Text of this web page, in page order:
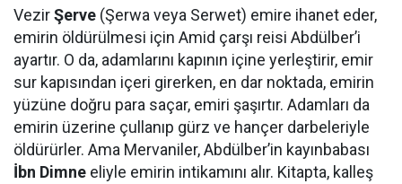
VezirŞerve (Şerwa veya Serwet) emire ihanet eder,
emirin öldürülmesi için Amid çarşı reisi Abdülber’i
ayartır. O da, adamlarını kapının içine yerleştirir, emir
sur kapısından içeri girerken, en dar noktada, emirin
yüzüne doğru para saçar, emiri şaşırtır. Adamları da
emirin üzerine çullanıp gürz ve hançer darbeleriyle
öldürürler. Ama Mervaniler, Abdülber’in kayınbabası
İbn Dimne eliyle emirin intikamını alır. Kitapta, kalleş